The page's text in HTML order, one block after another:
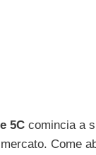
5C comincia a
Come